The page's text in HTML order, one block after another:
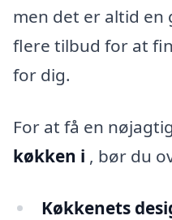
men det er altid en
flere tilbud for at
for dig.
For at få en
køkken i , bør du
Køkkenets